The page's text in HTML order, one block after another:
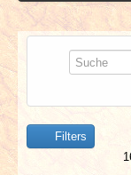
NEUESTE
NEWS &
BERICHTE
Filters